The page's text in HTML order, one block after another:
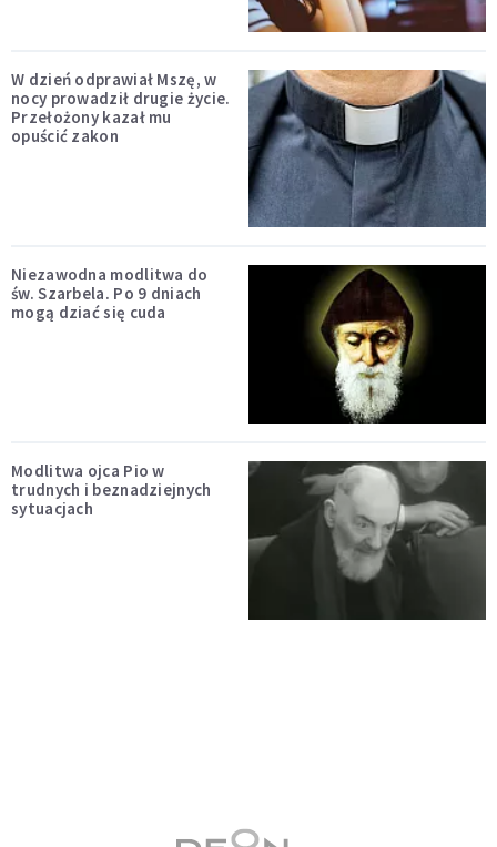
W dzień odprawiał Mszę, w
nocy prowadził drugie życie.
Przełożony kazał mu
opuścić zakon
Niezawodna modlitwa do
św. Szarbela. Po 9 dniach
mogą dziać się cuda
Modlitwa ojca Pio w
trudnych i beznadziejnych
sytuacjach